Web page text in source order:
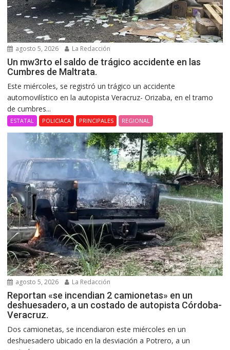
agosto 5, 2026 La Redacción
Un mw3rto el saldo de trágico accidente en las
Cumbres de Maltrata.
Este miércoles, se registró un trágico un accidente
automovilístico en la autopista Veracruz- Orizaba, en el tramo
de cumbres...
ESTATAL POLICIACA PRINCIPALES REGIONAL
agosto 5, 2026 La Redacción
Reportan «se incendian 2 camionetas» en un
deshuesadero, a un costado de autopista Córdoba-
Veracruz.
Dos camionetas, se incendiaron este miércoles en un
deshuesadero ubicado en la desviación a Potrero, a un